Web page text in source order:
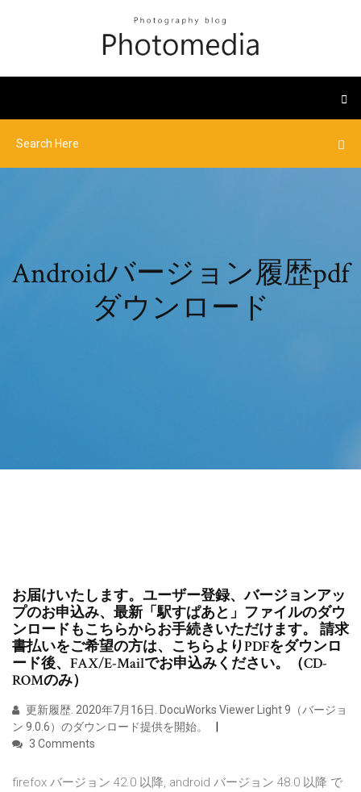
Androidバージョン履歴pdf
ダウンロード
お届けいたします。ユーザー登録、バージョンアッ
プのお申込み、最新「駅すぱあと」ファイルのダウ
ンロードもこちらからお手続きいただけます。 請求
書払いをご希望の方は、こちらよりPDFをダウンロ
ード後、FAX/E-Mailでお申込みください。（CD-
ROMのみ）
更新履歴. 2020年7月16日. DocuWorks Viewer Light 9（バージョ
ン 9.0.6）のダウンロード提供を開始。
3 Comments
firefox バージョン 42.0 以降, android バージョン 48.0 以降 で